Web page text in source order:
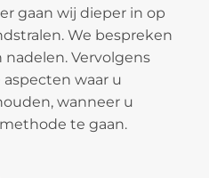
gaan wij dieper in op
We bespreken
Vervolgens
waar u
wanneer u
te gaan.